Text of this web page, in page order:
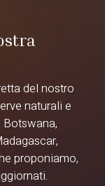
del nostro
naturali e
proponiamo,